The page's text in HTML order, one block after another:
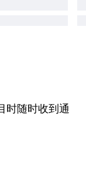
时随时收到通